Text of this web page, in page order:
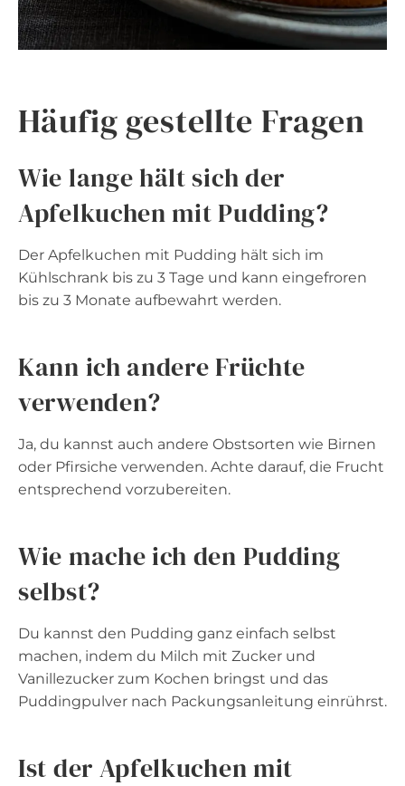
Häufig gestellte Fragen
Wie lange hält sich der
Apfelkuchen mit Pudding?
Der Apfelkuchen mit Pudding hält sich im
Kühlschrank bis zu 3 Tage und kann eingefroren
bis zu 3 Monate aufbewahrt werden.
Kann ich andere Früchte
verwenden?
Ja, du kannst auch andere Obstsorten wie Birnen
oder Pfirsiche verwenden. Achte darauf, die Frucht
entsprechend vorzubereiten.
Wie mache ich den Pudding
selbst?
Du kannst den Pudding ganz einfach selbst
machen, indem du Milch mit Zucker und
Vanillezucker zum Kochen bringst und das
Puddingpulver nach Packungsanleitung einrührst.
Ist der Apfelkuchen mit